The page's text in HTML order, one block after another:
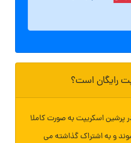
رایگان است؟
پرشین اسکریپت به صورت کاملا
و به اشتراک گذاشته می